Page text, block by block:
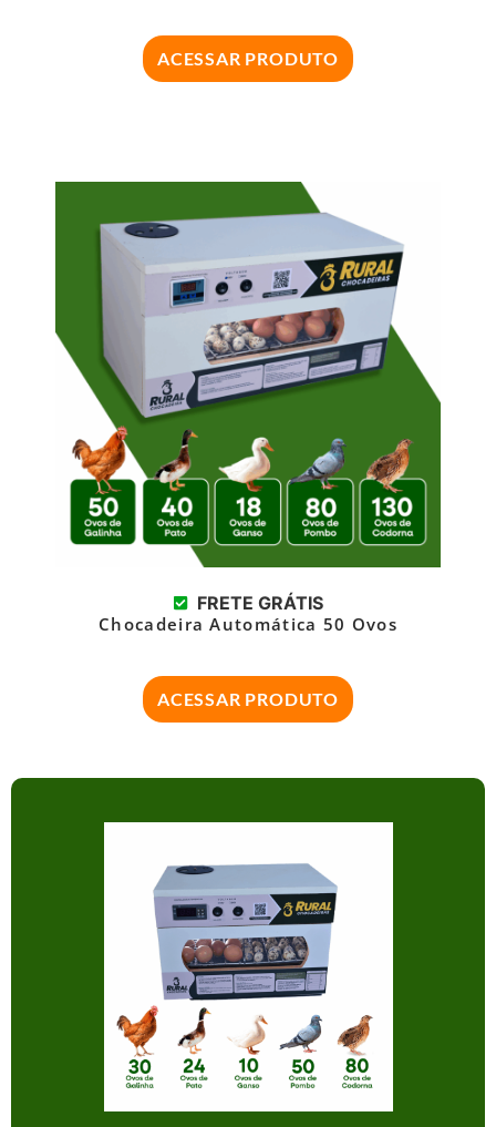
ACESSAR PRODUTO
FRETE GRÁTIS
Chocadeira Automática 50 Ovos
ACESSAR PRODUTO